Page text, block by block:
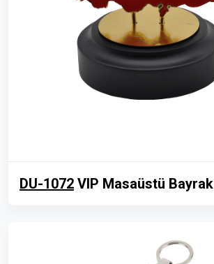
DU-1072 VIP Masaüstü Bayrak